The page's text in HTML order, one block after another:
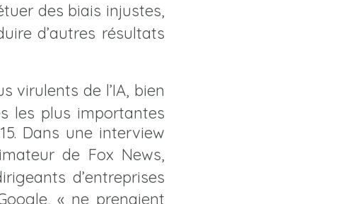
des biais injustes,
d’autres résultats
virulents de l’IA, bien
les plus importantes
Dans une interview
de Fox News,
d’entreprises
« ne prenaient